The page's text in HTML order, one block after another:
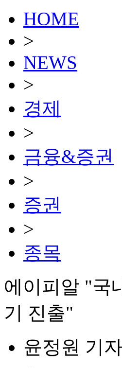
HOME
>
NEWS
>
경제
>
금융&증권
>
증권
>
종목
에이피알 "국
기 진출"
윤정원 기자